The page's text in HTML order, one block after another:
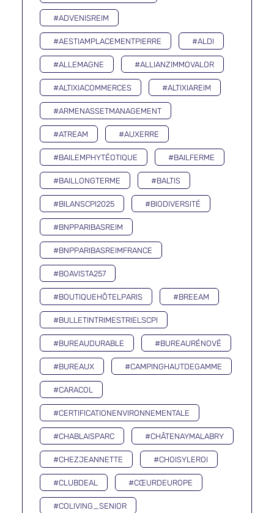
#ADVENISREIM
#AESTIAMPLACEMENTPIERRE #ALDI
#ALLEMAGNE #ALLIANZIMMOVALOR
#ALTIXIACOMMERCES #ALTIXIAREIM
#ARMENASSETMANAGEMENT
#ATREAM #AUXERRE
#BAILEMPHYTÉOTIQUE #BAILFERME
#BAILLONGTERME #BALTIS
#BILANSCPI2025 #BIODIVERSITÉ
#BNPPARIBASREIM
#BNPPARIBASREIMFRANCE
#BOAVISTA257
#BOUTIQUEHÔTELPARIS #BREEAM
#BULLETINTRIMESTRIELSCPI
#BUREAUDURABLE #BUREAURÉNOVÉ
#BUREAUX #CAMPINGHAUTDEGAMME
#CARACOL
#CERTIFICATIONENVIRONNEMENTALE
#CHABLAISPARC #CHÂTENAYMALABRY
#CHEZJEANNETTE #CHOISYLEROI
#CLUBDEAL #CŒURDEUROPE
#COLIVING_SENIOR